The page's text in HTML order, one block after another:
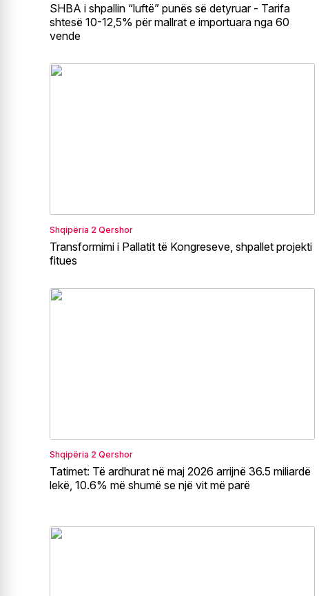
SHBA i shpallin “luftë” punës së detyruar - Tarifa
shtesë 10-12,5% për mallrat e importuara nga 60
vende
Shqipëria 2 Qershor
Transformimi i Pallatit të Kongreseve, shpallet projekti
fitues
Shqipëria 2 Qershor
Tatimet: Të ardhurat në maj 2026 arrijnë 36.5 miliardë
lekë, 10.6% më shumë se një vit më parë